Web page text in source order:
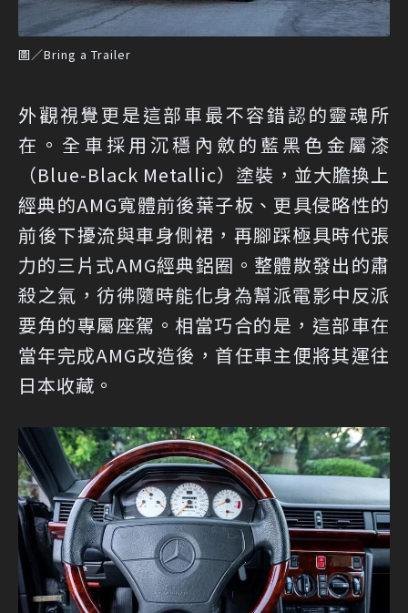
圖／Bring a Trailer
外觀視覺更是這部車最不容錯認的靈魂所
在。全車採用沉穩內斂的藍黑色金屬漆
（Blue-Black Metallic）塗裝，並大膽換上
經典的AMG寬體前後葉子板、更具侵略性的
前後下擾流與車身側裙，再腳踩極具時代張
力的三片式AMG經典鋁圈。整體散發出的肅
殺之氣，彷彿隨時能化身為幫派電影中反派
要角的專屬座駕。相當巧合的是，這部車在
當年完成AMG改造後，首任車主便將其運往
日本收藏。